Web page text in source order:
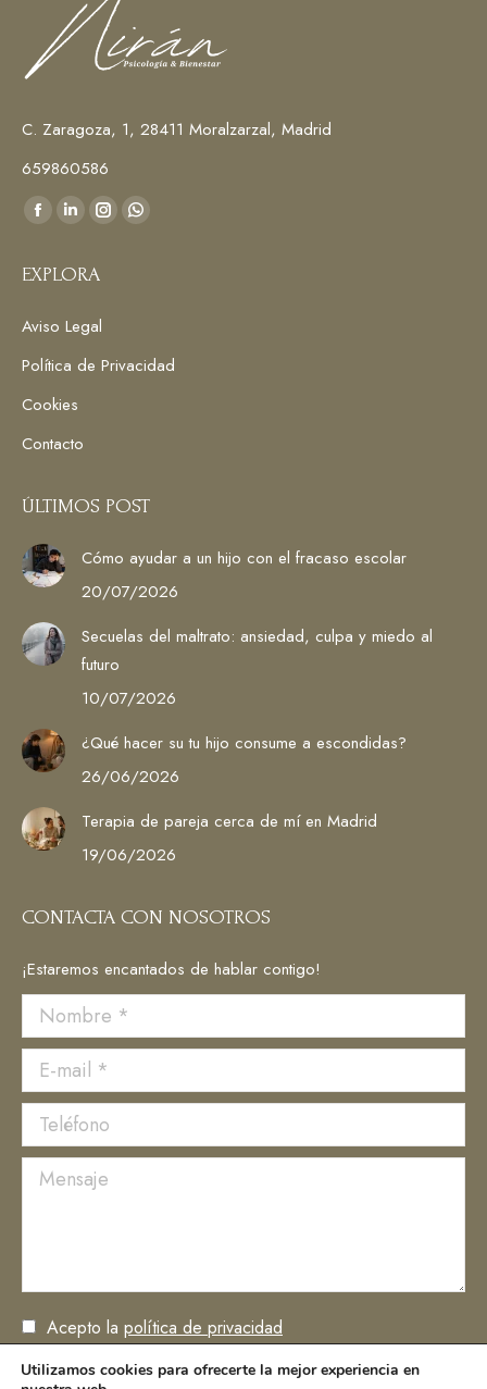
C. Zaragoza, 1, 28411 Moralzarzal, Madrid
659860586
Encuéntranos en:
Facebook
opens
new
window
Linkedin
opens
new
window
Instagram
window
Whatsapp
window
EXPLORA
Aviso Legal
Política de Privacidad
Cookies
Contacto
ÚLTIMOS POST
Cómo ayudar a un hijo con el fracaso escolar
20/07/2026
Secuelas del maltrato: ansiedad, culpa y miedo al
futuro
10/07/2026
¿Qué hacer su tu hijo consume a escondidas?
26/06/2026
Terapia de pareja cerca de mí en Madrid
19/06/2026
CONTACTA CON NOSOTROS
¡Estaremos encantados de hablar contigo!
Nombre *
E-mail *
Teléfono
Mensaje
Acepto la política de privacidad
Utilizamos cookies para ofrecerte la mejor experiencia en